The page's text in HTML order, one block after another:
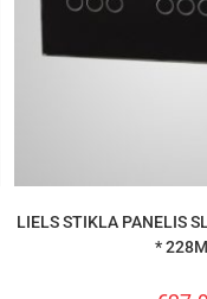
LIELS STIKLA PANELIS
*